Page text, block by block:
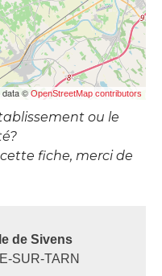
data © OpenStreetMap contributors
ou le
fiche, merci de
de Sivens
SUR-TARN